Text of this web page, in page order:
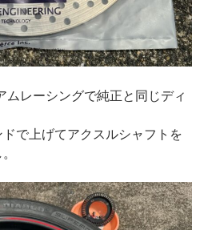
ムレーシングで純正と同じディ
で上げてアクスルシャフトを